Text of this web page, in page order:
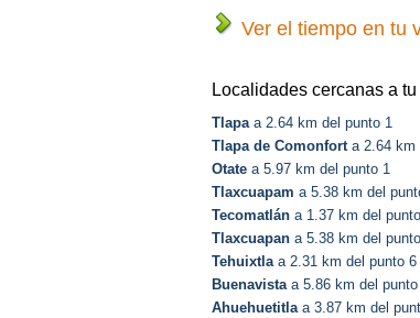
Ver el tiempo en tu
Localidades cercanas a
Tlapaa 2.64 km del punto 1
Tlapa de Comonforta 2.64 km
Otate a 5.97 km del punto 1
Tlaxcuapam a 5.38 km del
Tecomatlán a 1.37 km del
Tlaxcuapan a 5.38 km del
Tehuixtlaa 2.31 km del punto 6
Buenavistaa 5.86 km del
Ahuehuetitlaa 3.87 km del